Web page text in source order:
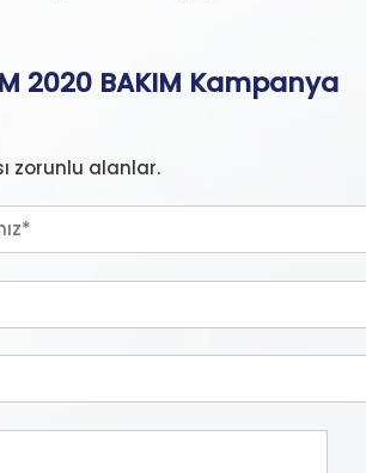
2020 BAKIM Kampanya
zorunlu alanlar.